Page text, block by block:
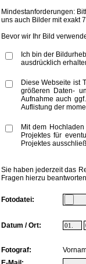
Mindestanforderungen:
uns auch Bilder mit exakt
Bevor wir Ihr Bild
Ich bin der
ausdrücklich
Diese Webseite ist
größeren Daten-
Aufnahme auch
Auflistung der
Mit dem
Projektes für
Projektes
Sie haben jederzeit das
Fragen hierzu
Fotodatei:
Datum / Ort:
Fotograf: